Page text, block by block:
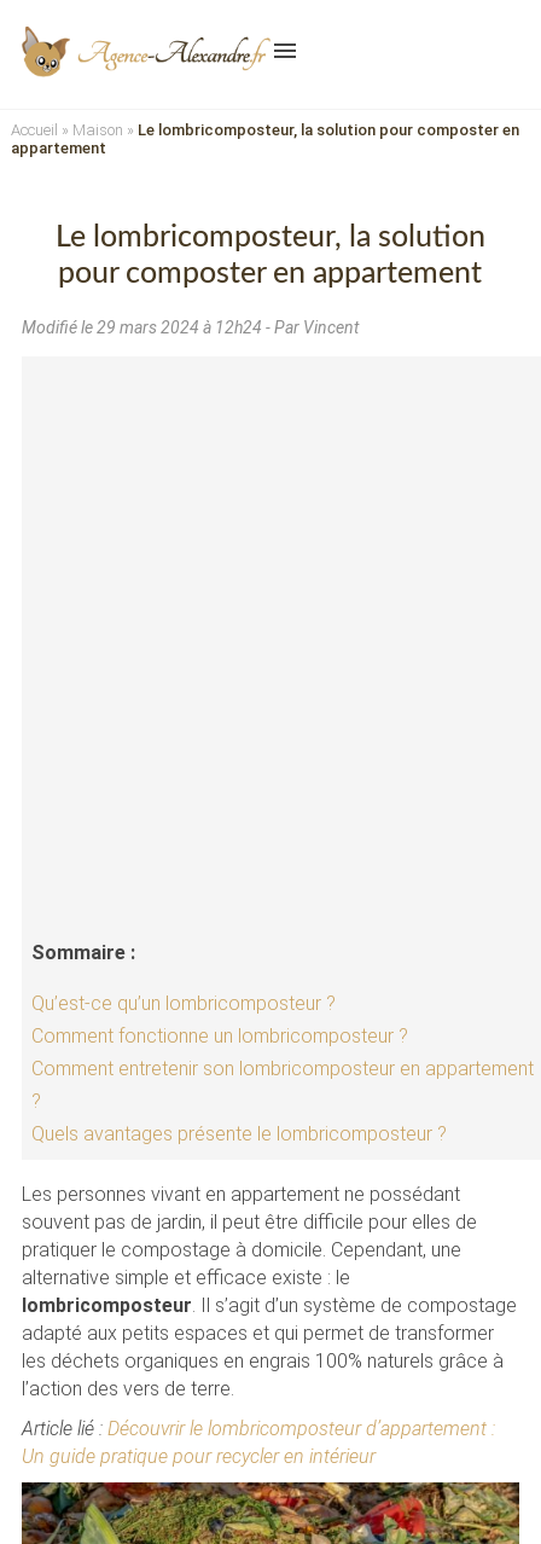
menu
Accueil » Maison » Le lombricomposteur, la solution pour composter en
appartement
Le lombricomposteur, la solution
pour composter en appartement
Modifié le29 mars 2024 à 12h24 - Par Vincent
Sommaire :
Qu’est-ce qu’un lombricomposteur ?
Comment fonctionne un lombricomposteur ?
Comment entretenir son lombricomposteur en appartement
?
Quels avantages présente le lombricomposteur ?
Les personnes vivant en appartement ne possédant
souvent pas de jardin, il peut être difficile pour elles de
pratiquer le compostage à domicile. Cependant, une
alternative simple et efficace existe : le
lombricomposteur. Il s’agit d’un système de compostage
adapté aux petits espaces et qui permet de transformer
les déchets organiques en engrais 100% naturels grâce à
l’action des vers de terre.
Article lié : Découvrir le lombricomposteur d’appartement :
Un guide pratique pour recycler en intérieur